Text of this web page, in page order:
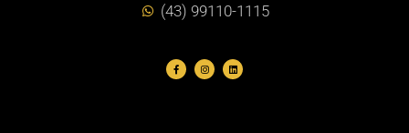
(43) 99110-1115